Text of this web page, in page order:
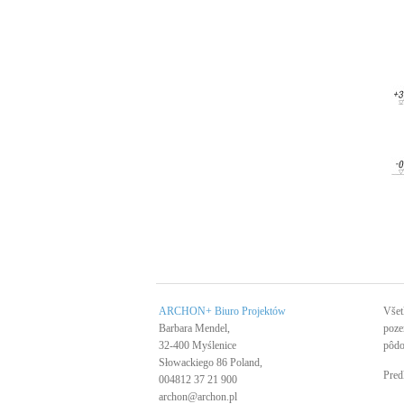
ARCHON+ Biuro Projektów
Barbara Mendel,
32-400 Myślenice
Słowackiego 86 Poland,
004812 37 21 900
archon@archon.pl